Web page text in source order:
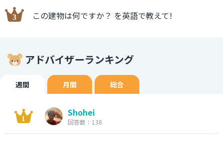
この建物は何ですか？ を英語で教えて!
アドバイザーランキング
週間 月間 総合
Shohei
回答数：138